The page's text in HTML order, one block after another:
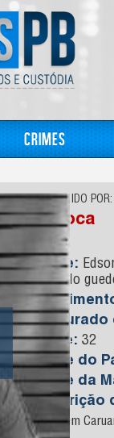
Crimes
CONHECIDO POR:
Tchoca
Nome:
Eduardo
Capturado
Idade: 32
Nome do
Nome da
Descrição
Preso em